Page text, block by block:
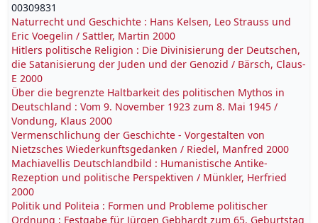
00309831
Naturrecht und Geschichte : Hans Kelsen, Leo Strauss und
Eric Voegelin / Sattler, Martin 2000
Hitlers politische Religion : Die Divinisierung der Deutschen,
die Satanisierung der Juden und der Genozid / Bärsch, Claus-
E 2000
Über die begrenzte Haltbarkeit des politischen Mythos in
Deutschland : Vom 9. November 1923 zum 8. Mai 1945 /
Vondung, Klaus 2000
Vermenschlichung der Geschichte - Vorgestalten von
Nietzsches Wiederkunftsgedanken / Riedel, Manfred 2000
Machiavellis Deutschlandbild : Humanistische Antike-
Rezeption und politische Perspektiven / Münkler, Herfried
2000
Politik und Politeia : Formen und Probleme politischer
Ordnung ; Festgabe für Jürgen Gebhardt zum 65. Geburtstag